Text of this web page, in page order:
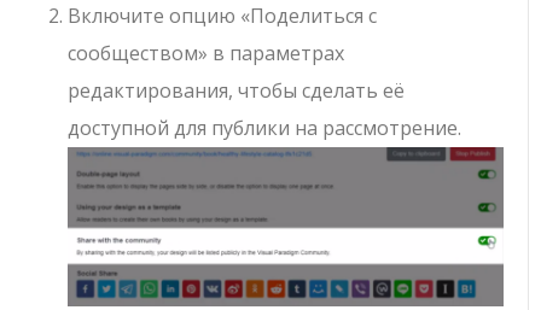
Включите опцию «Поделиться с
сообществом» в параметрах
редактирования, чтобы сделать её
доступной для публики на рассмотрение.